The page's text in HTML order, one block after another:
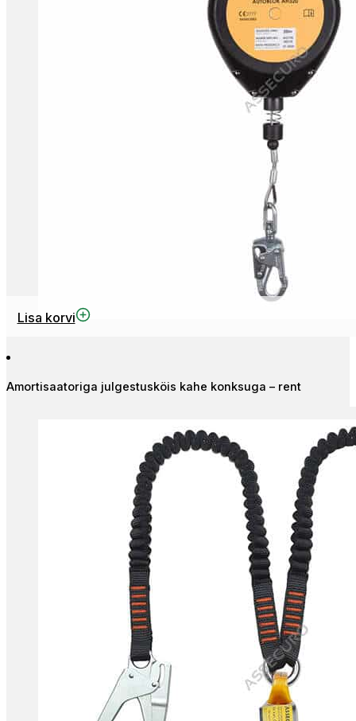
Lisa korvi
Amortisaatoriga julgestusköis kahe konksuga – rent